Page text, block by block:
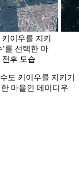
이우를 지키
를 선택한 마
후 모습
도 키이우를 지키기
마을인 데미디우